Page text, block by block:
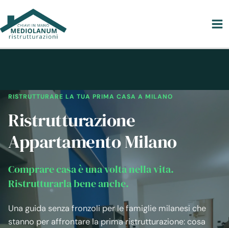
contenuto
RISTRUTTURARE LA TUA PRIMA CASA A MILANO
Ristrutturazione
Appartamento Milano
Comprare casa è una volta nella vita.
Ristrutturarla bene anche.
Una guida senza fronzoli per le famiglie milanesi che
stanno per affrontare la prima ristrutturazione: cosa